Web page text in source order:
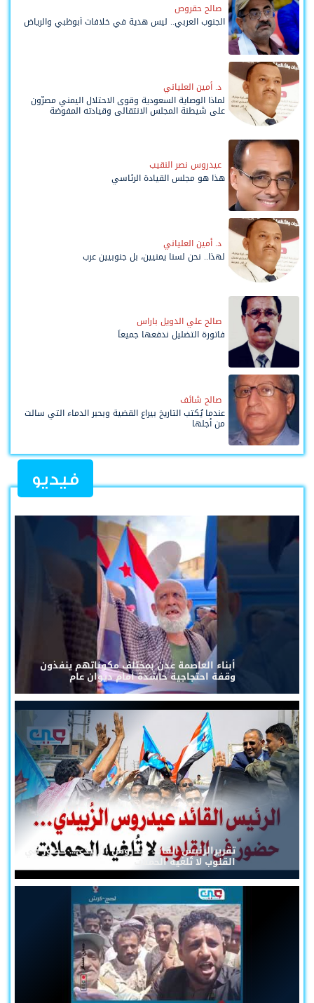
صالح حقروص
الجنوب العربي.. ليس هدية في خلافات أبوظبي والرياض
د. أمين العلياني
لماذا الوصاية السعودية وقوى الاحتلال اليمني مصرّون
على شيطنة المجلس الانتقالي وقيادته المفوضة
وحواضنه الشعبية؟
عيدروس نصر النقيب
هذا هو مجلس القيادة الرئاسي
د. أمين العلياني
لهذا.. نحن لسنا يمنيين، بل جنوبيين عرب
صالح علي الدويل باراس
فاتورة التضليل ندفعها جميعاً
صالح شائف
عندما يُكتب التاريخ بيراع القضية وبحبر الدماء التي سالت
من أجلها
فيديو
أبناء العاصمة عدن بمختلف مكوناتهم ينفذون
وقفة احتجاجية حاشدة أمام ديوان عام
تقريرالرئيس القائد عيدروس الزُبيدي... حضورٌ في
القلوب لا تُلغيه الحملات